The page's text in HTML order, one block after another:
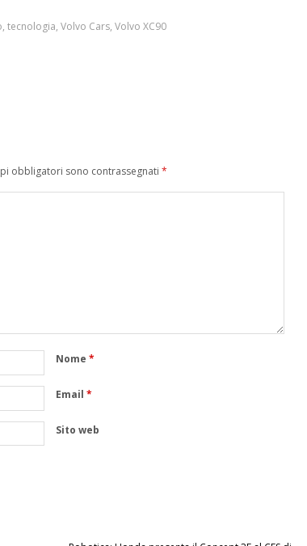
, tecnologia, Volvo Cars, Volvo XC90
obbligatori sono contrassegnati *
Nome *
Email *
Sito web